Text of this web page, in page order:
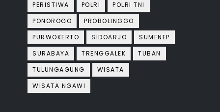
PERISTIWA
POLRI
POLRI TNI
PONOROGO
PROBOLINGGO
PURWOKERTO
SIDOARJO
SUMENEP
SURABAYA
TRENGGALEK
TUBAN
TULUNGAGUNG
WISATA
WISATA NGAWI